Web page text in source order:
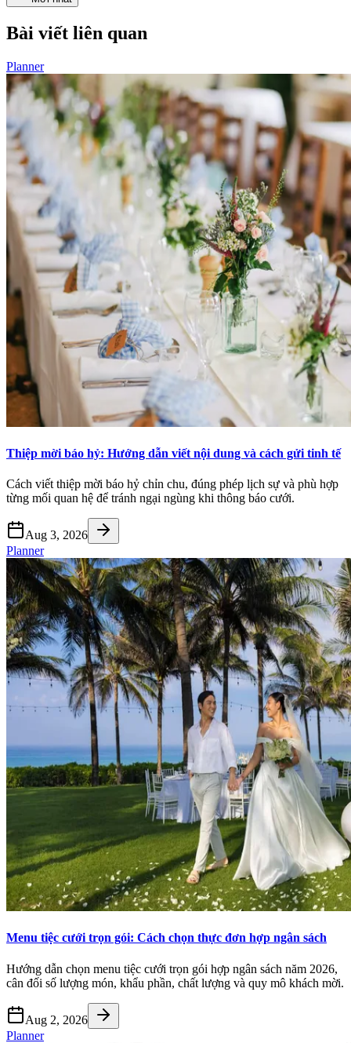
Bài viết liên quan
Planner
Thiệp mời báo hỷ: Hướng dẫn viết nội dung và cách gửi tinh tế
Cách viết thiệp mời báo hỷ chỉn chu, đúng phép lịch sự và phù hợp
từng mối quan hệ để tránh ngại ngùng khi thông báo cưới.
Aug 3, 2026
Planner
Menu tiệc cưới trọn gói: Cách chọn thực đơn hợp ngân sách
Hướng dẫn chọn menu tiệc cưới trọn gói hợp ngân sách năm 2026,
cân đối số lượng món, khẩu phần, chất lượng và quy mô khách mời.
Aug 2, 2026
Planner